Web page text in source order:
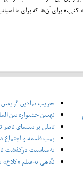
برای آن‌ها که برای ما
تخریب نمادین
نهمین جشنواره بین
تاملی بر سینمای ناصر
بمب فلسفه و اجتماع
به مناسبت درگذشت
نگاهی به فیلم «کلاغ»